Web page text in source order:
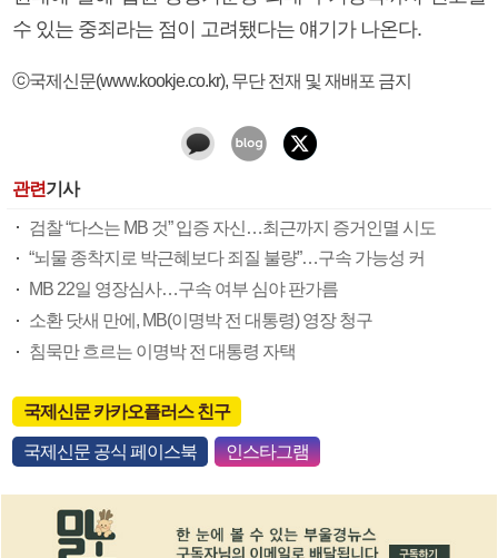
수 있는 중죄라는 점이 고려됐다는 얘기가 나온다.
ⓒ국제신문(www.kookje.co.kr), 무단 전재 및 재배포 금지
관련기사
검찰 “다스는 MB 것” 입증 자신…최근까지 증거인멸 시도
“뇌물 종착지로 박근혜보다 죄질 불량”…구속 가능성 커
MB 22일 영장심사…구속 여부 심야 판가름
소환 닷새 만에, MB(이명박 전 대통령) 영장 청구
침묵만 흐르는 이명박 전 대통령 자택
국제신문 카카오플러스 친구
국제신문 공식 페이스북 인스타그램